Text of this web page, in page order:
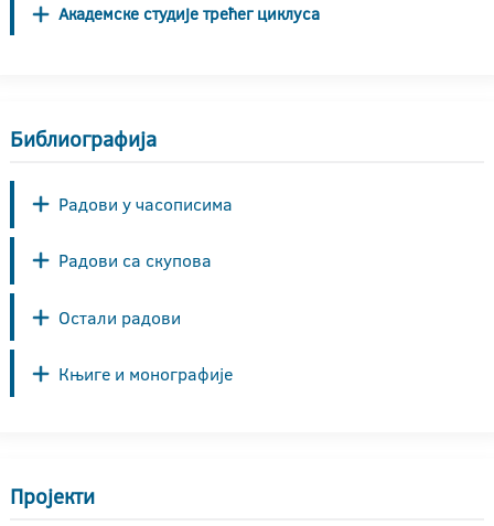
Академске студије трећег циклуса
Библиографија
Радови у часописима
Радови са скупова
Остали радови
Књиге и монографије
Пројекти